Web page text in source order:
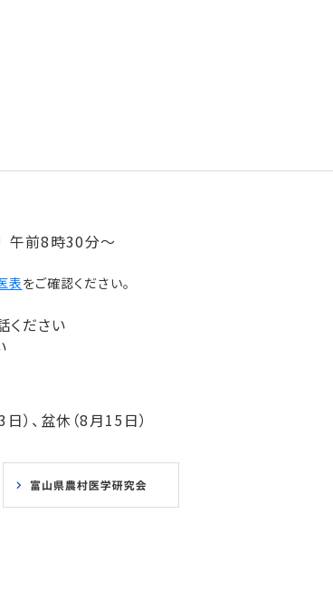
午前8時30分～
表をご確認ください。
ください
）、盆休（8月15日）